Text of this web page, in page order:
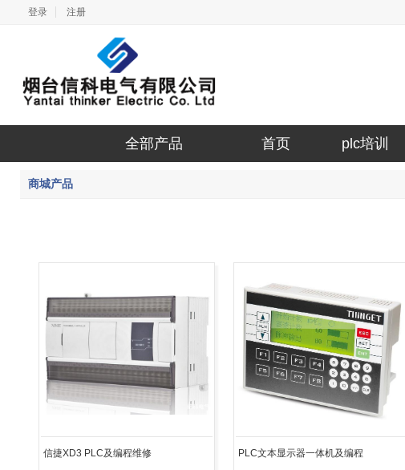
登录 注册
全部产品 首页 plc培训
商城产品
信捷XD3 PLC及编程维修 PLC文本显示器一体机及编程